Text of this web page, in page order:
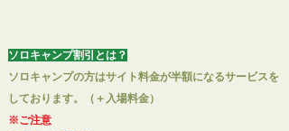
ソロキャンプ割引とは？
ソロキャンプの方はサイト料金が半額になるサービスを
しております。（＋入場料金）
※ご注意